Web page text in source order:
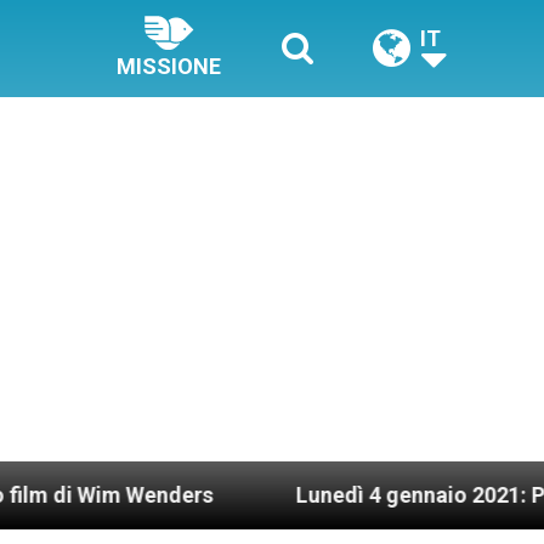
MISSIONE
IT
Lunedì 4 gennaio 2021: Possesso